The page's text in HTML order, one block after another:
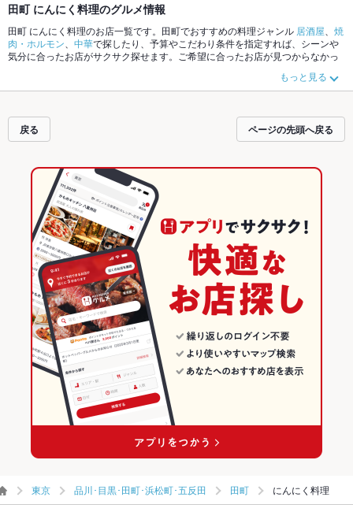
田町 にんにく料理のグルメ情報
田町 にんにく料理のお店一覧です。田町でおすすめの料理ジャンル 居酒屋
焼
肉・ホルモン
中華で探したり、予算やこだわり条件を指定すれば、シーンや
気分に合ったお店がサクサク探せます。ご希望に合ったお店が見つからなかっ
ペッパーグルメなら、お得なクーポンはもちろん、こだわりメニューからあ
げ、お茶漬け、馬刺しや季節のおすすめ料理など、お店の最新情報をご紹介し
す。友達どうしの飲み会にも、会社の宴会にも、デートやパーティーにもお得
に便利にホットペッパーグルメをご利用ください。
もっと見る
戻る ページの先頭へ戻る
東京 品川･目黒･田町･浜松町･五反田 田町 にんにく料理